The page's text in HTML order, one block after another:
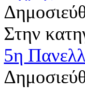
Στην
5η